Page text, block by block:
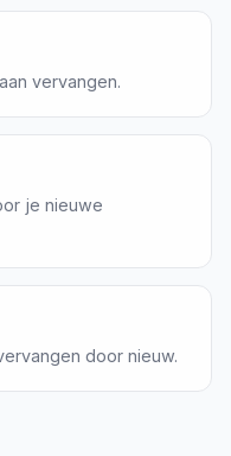
vervangen.
je nieuwe
door nieuw.